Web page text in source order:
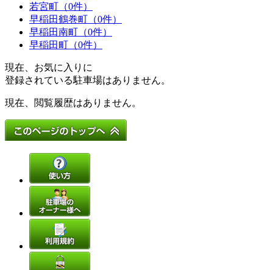
若宮町（0件）
早稲田鶴巻町（0件）
早稲田南町（0件）
早稲田町（0件）
現在、お気に入りに
登録されている駐車場はありません。
現在、閲覧履歴はありません。